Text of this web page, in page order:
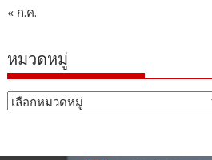
« ก.ค.
หมวดหมู่
หมวด